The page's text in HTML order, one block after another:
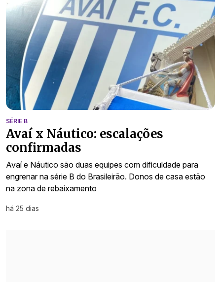
SÉRIE B
Avaí x Náutico: escalações
confirmadas
Avaí e Náutico são duas equipes com dificuldade para
engrenar na série B do Brasileirão. Donos de casa estão
na zona de rebaixamento
há 25 dias